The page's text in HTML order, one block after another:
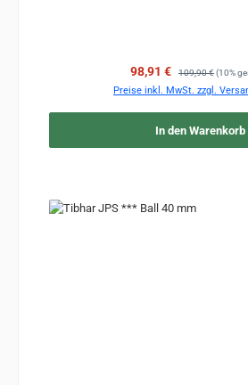
Verkaufspreis:
98,91 € Regulärer Preis:
109,90 €(10%
Preise inkl. MwSt. zzgl.
In den Warenkorb